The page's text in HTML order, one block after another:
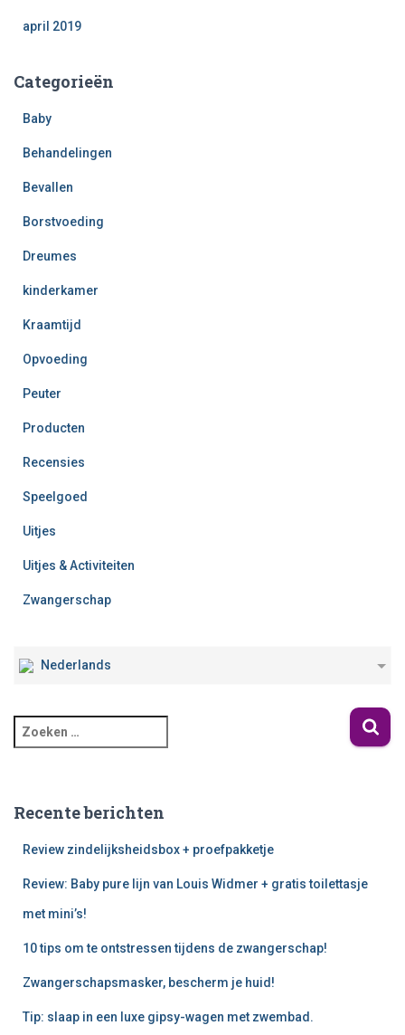
april 2019
Categorieën
Baby
Behandelingen
Bevallen
Borstvoeding
Dreumes
kinderkamer
Kraamtijd
Opvoeding
Peuter
Producten
Recensies
Speelgoed
Uitjes
Uitjes & Activiteiten
Zwangerschap
Nederlands
Recente berichten
Review zindelijksheidsbox + proefpakketje
Review: Baby pure lijn van Louis Widmer + gratis toilettasje
met mini’s!
10 tips om te ontstressen tijdens de zwangerschap!
Zwangerschapsmasker, bescherm je huid!
Tip: slaap in een luxe gipsy-wagen met zwembad.